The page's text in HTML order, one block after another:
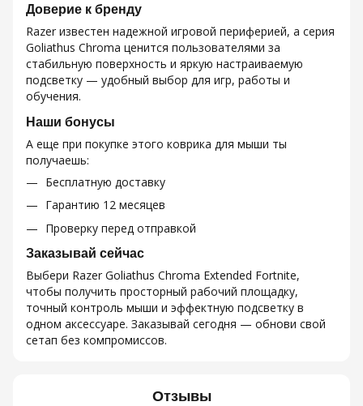
Доверие к бренду
Razer известен надежной игровой периферией, а серия
Goliathus Chroma ценится пользователями за
стабильную поверхность и яркую настраиваемую
подсветку — удобный выбор для игр, работы и
обучения.
Наши бонусы
А еще при покупке этого коврика для мыши ты
получаешь:
Бесплатную доставку
Гарантию 12 месяцев
Проверку перед отправкой
Заказывай сейчас
Выбери Razer Goliathus Chroma Extended Fortnite,
чтобы получить просторный рабочий площадку,
точный контроль мыши и эффектную подсветку в
одном аксессуаре. Заказывай сегодня — обнови свой
сетап без компромиссов.
Отзывы